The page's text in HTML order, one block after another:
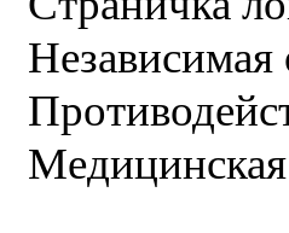
Независимая